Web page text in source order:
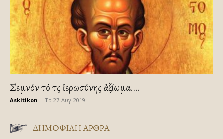
Σεμνόν τό τῆς ἱερωσύνης ἀξίωμα….
Askitikon Τρ 27-Αυγ-2019
ΔΗΜΟΦΙΛΗ ΑΡΘΡΑ